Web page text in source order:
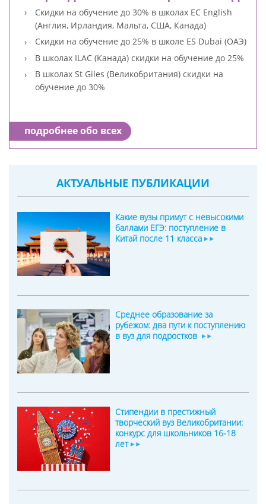
Скидки на обучение до 30% в школах EC English
(Англия, Ирландия, Мальта, США, Канада)
Скидки на обучение до 25% в школе ES Dubai (ОАЭ)
В школах ILAC (Канада) скидки на обучение до 25%
В школах St Giles (Великобритания) скидки на
обучение до 30%
подробнее обо всех
АКТУАЛЬНЫЕ ПУБЛИКАЦИИ
Какие вузы примут с невысокими
баллами ЕГЭ: поступление в
Китай после 11 класса
Среднее образование за
рубежом: два пути к поступлению
в вуз для подростков
Стипендии в престижный
творческий вуз Великобритании:
конкурс для школьников 16-18
лет